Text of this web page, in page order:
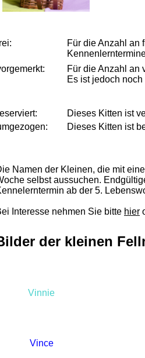
Für die Anzahl an
Für die Anzahl an
Es ist jedoch
Dieses Kitten ist
Dieses Kitten ist
Namen der Kleinen, die mit
selbst aussuchen.
ab der 5.
Interesse nehmen Sie bitte hier
der kleinen
Vinnie
Vince